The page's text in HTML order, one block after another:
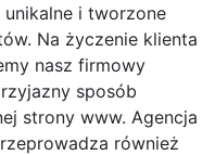
unikalne i tworzone
Na życzenie klienta
nasz firmowy
sposób
strony www. Agencja
również